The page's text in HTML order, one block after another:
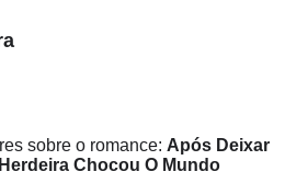
sobre o romance: Após Deixar
Chocou O Mundo